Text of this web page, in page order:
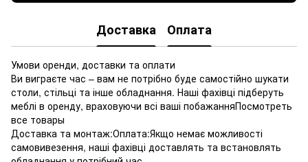
Доставка Оплата
Умови оренди, доставки та оплати
Ви виграєте час – вам не потрібно буде самостійно шукати
столи, стільці та інше обладнання. Наші фахівці підберуть
меблі в оренду, враховуючи всі ваші побажанняПосмотреть
все товары
Доставка та монтаж:Оплата:Якщо немає можливості
самовивезення, наші фахівці доставлять та встановлять